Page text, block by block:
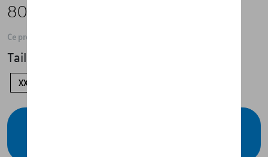
80,01 €
Ce produit n'est actuellement pas de stock
Taille
XXL